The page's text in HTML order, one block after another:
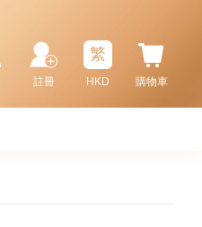
購物車
繁
HKD
註冊